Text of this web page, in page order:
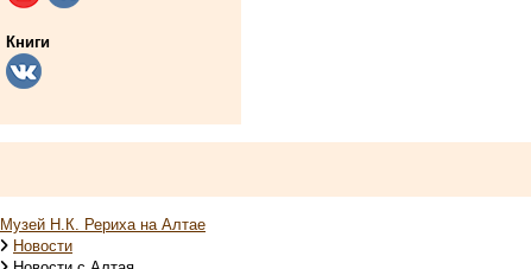
Книги
Музей Н.К. Рериха на Алтае
Новости